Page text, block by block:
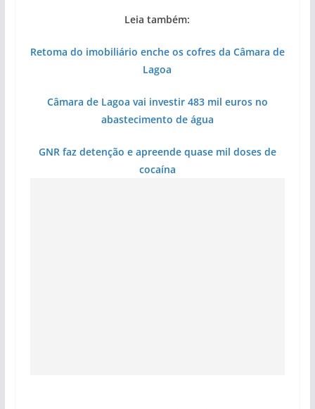
Leia também:
Retoma do imobiliário enche os cofres da Câmara de
Lagoa
Câmara de Lagoa vai investir 483 mil euros no
abastecimento de água
GNR faz detenção e apreende quase mil doses de
cocaína